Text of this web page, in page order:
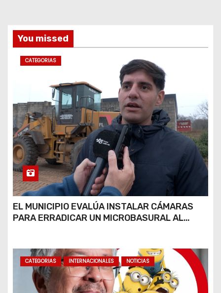
You missed
CATEGORIAS
EL MUNICIPIO EVALÚA INSTALAR CÁMARAS
PARA ERRADICAR UN MICROBASURAL AL
CATEGORIAS INTERNACIONALES NOTICIAS